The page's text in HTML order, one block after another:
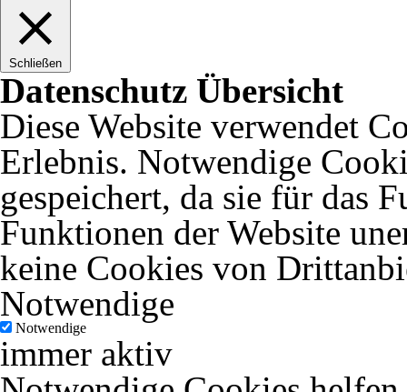
Schließen
Datenschutz Übersicht
Diese Website verwendet
Erlebnis. Notwendige
gespeichert, da sie für das
Funktionen der Website
keine Cookies von
Notwendige
Notwendige
immer aktiv